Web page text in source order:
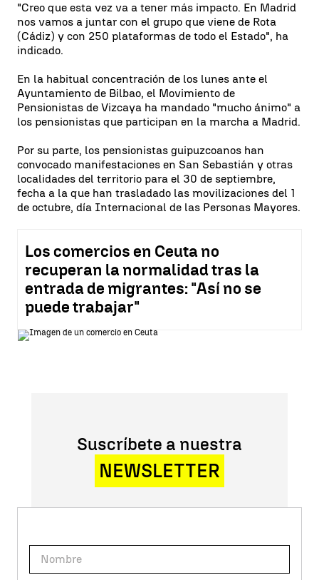
"Creo que esta vez va a tener más impacto. En Madrid
nos vamos a juntar con el grupo que viene de Rota
(Cádiz) y con 250 plataformas de todo el Estado", ha
indicado.
En la habitual concentración de los lunes ante el
Ayuntamiento de Bilbao, el Movimiento de
Pensionistas de Vizcaya ha mandado "mucho ánimo" a
los pensionistas que participan en la marcha a Madrid.
Por su parte, los pensionistas guipuzcoanos han
convocado manifestaciones en San Sebastián y otras
localidades del territorio para el 30 de septiembre,
fecha a la que han trasladado las movilizaciones del 1
de octubre, día Internacional de las Personas Mayores.
Los comercios en Ceuta no
recuperan la normalidad tras la
entrada de migrantes: "Así no se
puede trabajar"
Suscríbete a nuestra
NEWSLETTER